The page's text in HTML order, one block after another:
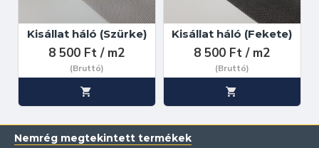
Kisállat háló (Szürke)
8 500 Ft / m2
(Bruttó)
Kisállat háló (Fekete)
8 500 Ft / m2
(Bruttó)
Nemrég megtekintett termékek